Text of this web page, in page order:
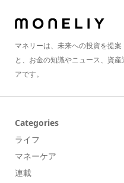
マネリーは、未来への投資を提
と、お金の知識やニュース、資
アです。
Categories
ライフ
マネーケア
連載